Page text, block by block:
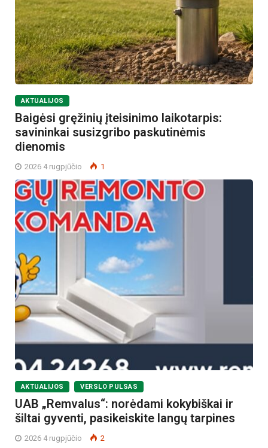
AKTUALIJOS
Baigėsi gręžinių įteisinimo laikotarpis:
savininkai susizgribo paskutinėmis
dienomis
2026 4 rugpjūčio 1
AKTUALIJOS VERSLO PULSAS
UAB „Remvalus“: norėdami kokybiškai ir
šiltai gyventi, pasikeiskite langų tarpines
2026 4 rugpjūčio 2